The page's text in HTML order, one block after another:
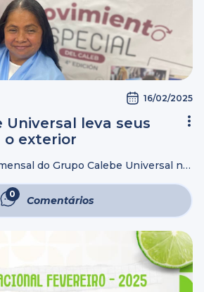
16/02/2025
Universal leva seus
o exterior
do Grupo Calebe Universal no
objetivo foi atrair novos
para ...
0 Comentários